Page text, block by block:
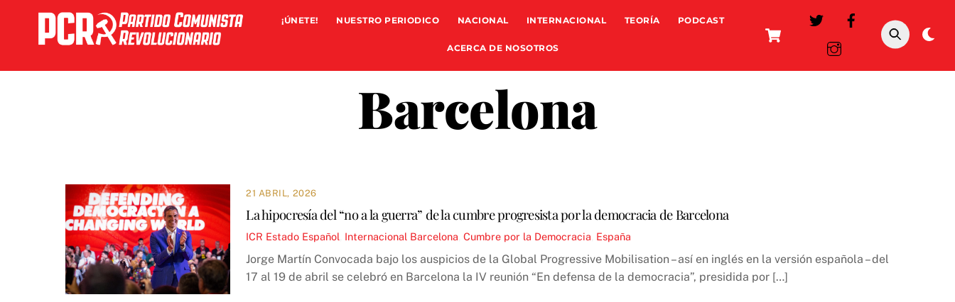
content
Cart
¡ÚNETE! NUESTRO PERIODICO NACIONAL INTERNACIONAL TEORÍA PODCAST
ACERCA DE NOSOTROS
Barcelona
21 ABRIL, 2026
La hipocresía del “no a la guerra” de la cumbre progresista por la democracia de Barcelona
ICR Estado Español Internacional Barcelona ,Cumbre por la Democracia España
Jorge Martín Convocada bajo los auspicios de la Global Progressive Mobilisation – así en inglés en la versión española – del
17 al 19 de abril se celebró en Barcelona la IV reunión “En defensa de la democracia”, presidida por […]